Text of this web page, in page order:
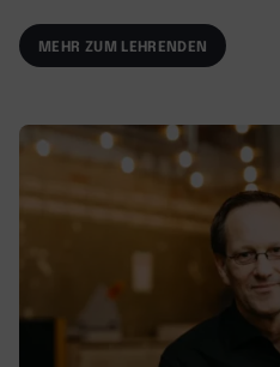
MEHR ZUM LEHRENDEN